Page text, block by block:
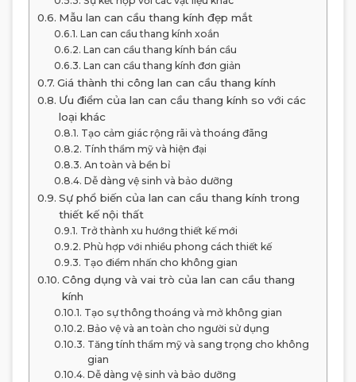
Mẫu lan can cầu thang kính đẹp mắt
Lan can cầu thang kính xoắn
Lan can cầu thang kính bán cầu
Lan can cầu thang kính đơn giản
Giá thành thi công lan can cầu thang kính
Ưu điểm của lan can cầu thang kính so với các
loại khác
Tạo cảm giác rộng rãi và thoáng đãng
Tính thẩm mỹ và hiện đại
An toàn và bền bỉ
Dễ dàng vệ sinh và bảo dưỡng
Sự phổ biến của lan can cầu thang kính trong
thiết kế nội thất
Trở thành xu hướng thiết kế mới
Phù hợp với nhiều phong cách thiết kế
Tạo điểm nhấn cho không gian
Công dụng và vai trò của lan can cầu thang
kính
Tạo sự thông thoáng và mở không gian
Bảo vệ và an toàn cho người sử dụng
Tăng tính thẩm mỹ và sang trọng cho không
gian
Dễ dàng vệ sinh và bảo dưỡng